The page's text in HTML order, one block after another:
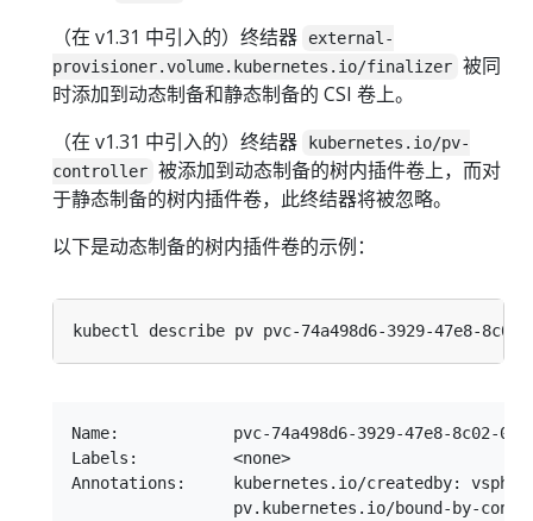
（在 v1.31 中引入的）终结器
external-
provisioner.volume.kubernetes.io/finalizer 被同
时添加到动态制备和静态制备的 CSI 卷上。
（在 v1.31 中引入的）终结器
kubernetes.io/pv-
controller 被添加到动态制备的树内插件卷上，而对
于静态制备的树内插件卷，此终结器将被忽略。
以下是动态制备的树内插件卷的示例：
Name:            pvc-74a498d6-3929-47e8-8c02-
Labels:          <none>
Annotations:     kubernetes.io/createdby:
pv.kubernetes.io/bound-by-